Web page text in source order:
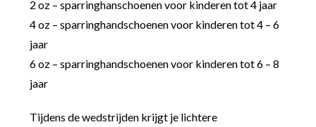
2 oz – sparringhanschoenen voor kinderen tot 4 jaar
4 oz – sparringhandschoenen voor kinderen tot 4 – 6
jaar
6 oz – sparringhandschoenen voor kinderen tot 6 – 8
jaar
Tijdens de wedstrijden krijgt je lichtere